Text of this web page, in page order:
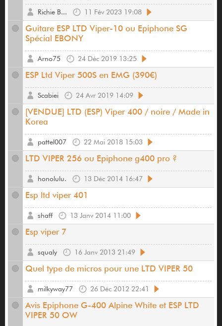
11 Fév 2023 19:08
Richie B...
Guitare ESP LTD Viper-10 ou Epiphone SG
Spécial EBONY
24 Déc 2019 13:25
Arno75
ESP Ltd Viper 500S en EMG (390€)
24 Avr 2019 14:09
Scabiei
[VENDUE] LTD (ESP) Viper 400 / noire / Made in
Korea
22 Mai 2018 15:03
pattel007
LTD VIPER 256 ou Epiphone g400 pro ?
13 Déc 2014 16:47
honolulu.
Esp ltd viper 401
13 Janv 2014 11:00
shaff
Esp viper 7
16 Janv 2013 21:49
squaly
Quel type de micros pour une LTD VIPER 50
26 Déc 2012 22:41
milkyway77
Avis Epiphone G-400 Alpine White et ESP LTD
VIPER 50 OW